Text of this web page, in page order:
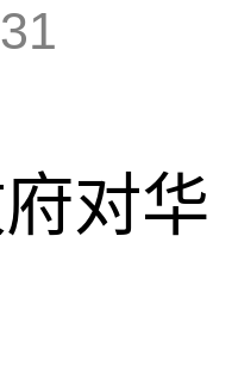
对华